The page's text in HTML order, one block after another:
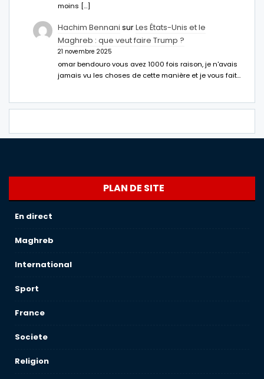
moins […]
Hachim Bennani surLes États-Unis et le
Maghreb : que veut faire Trump ?
21 novembre 2025
omar bendouro vous avez 1000 fois raison, je n'avais
jamais vu les choses de cette manière et je vous fait…
PLAN DE SITE
En direct
Maghreb
International
Sport
France
Societe
Religion